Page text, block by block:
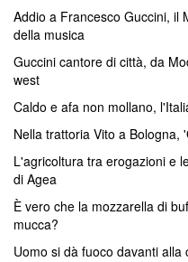
Addio a Francesco Guccini, il
della musica
Guccini cantore di città, da
west
Caldo e afa non mollano,
Nella trattoria Vito a Bologna,
L'agricoltura tra erogazioni e
di Agea
È vero che la mozzarella di
mucca?
Uomo si dà fuoco davanti